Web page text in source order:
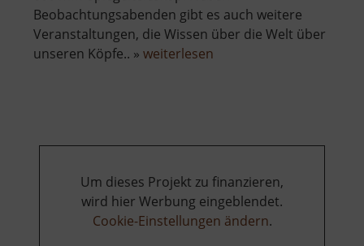
Beobachtungsabenden gibt es auch weitere
Veranstaltungen, die Wissen über die Welt über
unseren Köpfe.. » weiterlesen
Um dieses Projekt zu finanzieren,
wird hier Werbung eingeblendet.
Cookie-Einstellungen ändern.